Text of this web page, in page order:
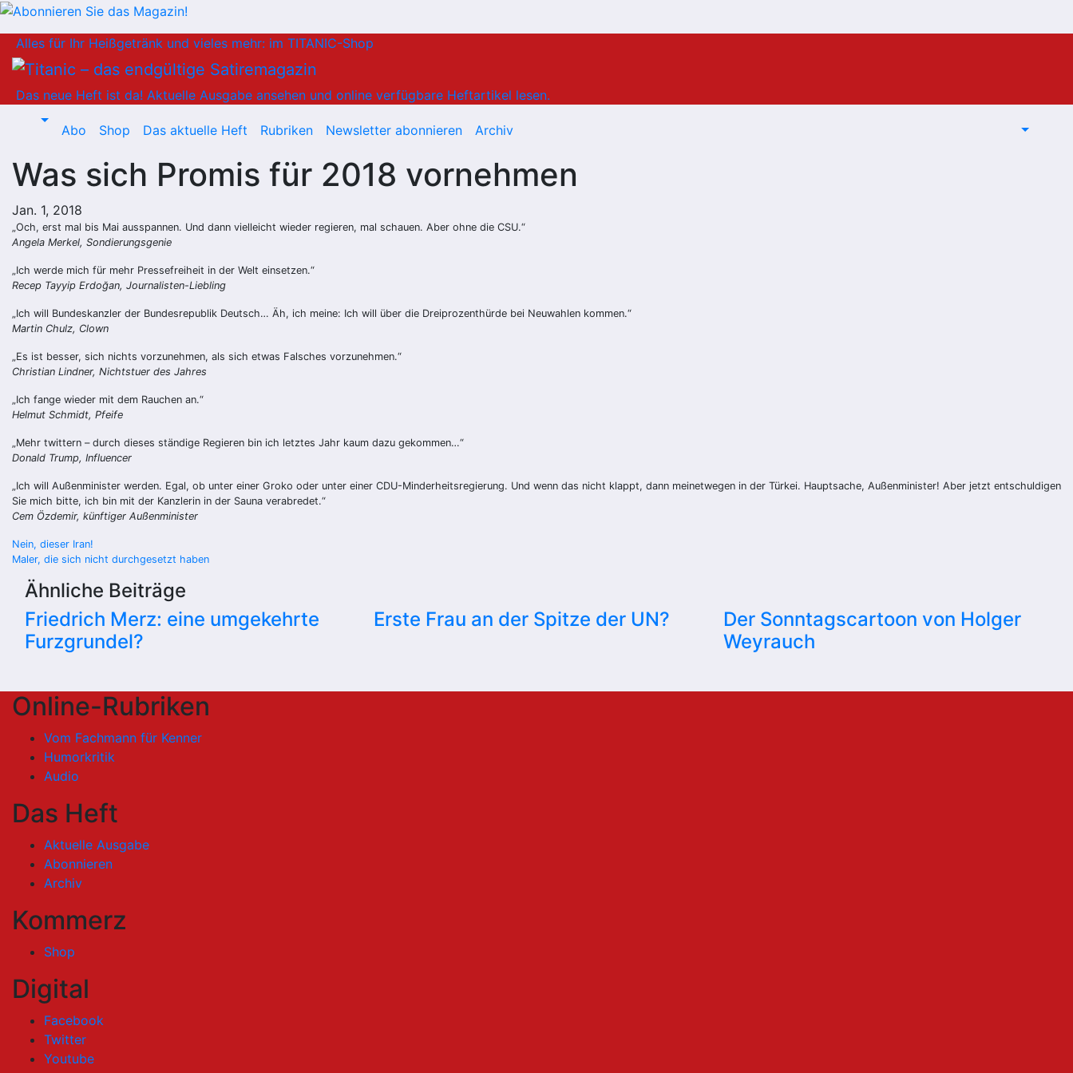
Inhalt
springen
Alles für Ihr Heißgetränk und vieles mehr: im TITANIC-Shop
Das neue Heft ist da! Aktuelle Ausgabe ansehen und online verfügbare Heftartikel lesen.
Abo Shop Das aktuelle Heft Rubriken Newsletter abonnieren Archiv
Was sich Promis für 2018 vornehmen
Jan. 1, 2018
„Och, erst mal bis Mai ausspannen. Und dann vielleicht wieder regieren, mal schauen. Aber ohne die CSU.“
Angela Merkel, Sondierungsgenie
„Ich werde mich für mehr Pressefreiheit in der Welt einsetzen.“
Recep Tayyip Erdoğan, Journalisten-Liebling
„Ich will Bundeskanzler der Bundesrepublik Deutsch… Äh, ich meine: Ich will über die Dreiprozenthürde bei Neuwahlen kommen.“
Martin Chulz, Clown
„Es ist besser, sich nichts vorzunehmen, als sich etwas Falsches vorzunehmen.“
Christian Lindner, Nichtstuer des Jahres
„Ich fange wieder mit dem Rauchen an.“
Helmut Schmidt, Pfeife
„Mehr twittern – durch dieses ständige Regieren bin ich letztes Jahr kaum dazu gekommen…“
Donald Trump, Influencer
„Ich will Außenminister werden. Egal, ob unter einer Groko oder unter einer CDU-Minderheitsregierung. Und wenn das nicht klappt, dann meinetwegen in der Türkei. Hauptsache, Außenminister! Aber jetzt entschuldigen
Sie mich bitte, ich bin mit der Kanzlerin in der Sauna verabredet.“
Cem Özdemir, künftiger Außenminister
Beitragsnavigation
Nein, dieser Iran!
Maler, die sich nicht durchgesetzt haben
Ähnliche Beiträge
Friedrich Merz: eine umgekehrte
Furzgrundel?
Erste Frau an der Spitze der UN?
Der Sonntagscartoon von Holger
Weyrauch
Online-Rubriken
Vom Fachmann für Kenner
Humorkritik
Audio
Das Heft
Aktuelle Ausgabe
Abonnieren
Archiv
Kommerz
Shop
Digital
Facebook
Twitter
Youtube